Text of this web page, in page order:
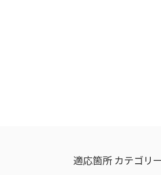
適応箇所 カテゴリ